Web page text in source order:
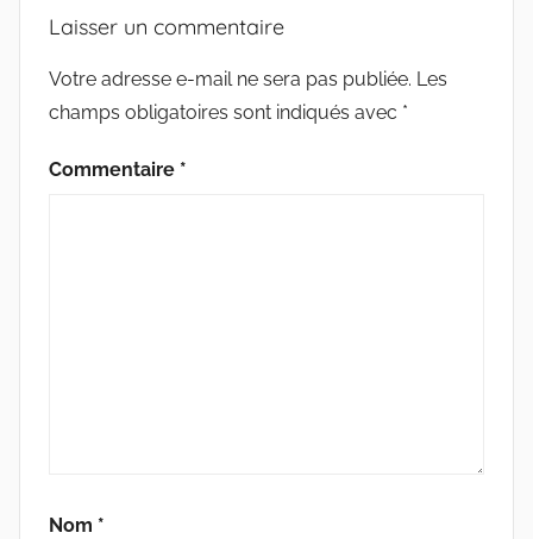
Laisser un commentaire
Votre adresse e-mail ne sera pas publiée. Les
champs obligatoires sont indiqués avec *
Commentaire *
Nom *